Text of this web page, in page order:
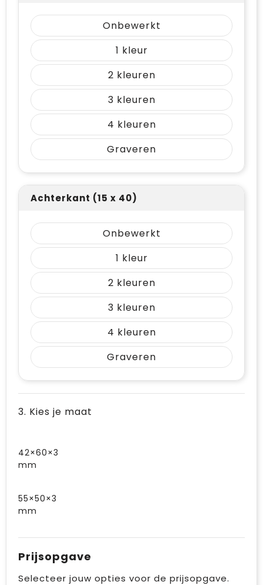
Onbewerkt
1
2
3
4
Graveren
Achterkant (15 x 40)
Onbewerkt
1
2
3
4
Graveren
3. Kies je maat
42×60×3
mm
55×50×3
mm
Prijsopgave
Selecteer jouw opties voor de prijsopgave.